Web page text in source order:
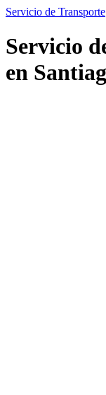
Servicio de Transporte
Servicio
en